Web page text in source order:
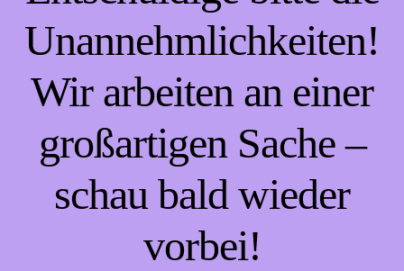
Unannehmlichkeiten!
Wir arbeiten an einer
großartigen Sache –
schau bald wieder
vorbei!